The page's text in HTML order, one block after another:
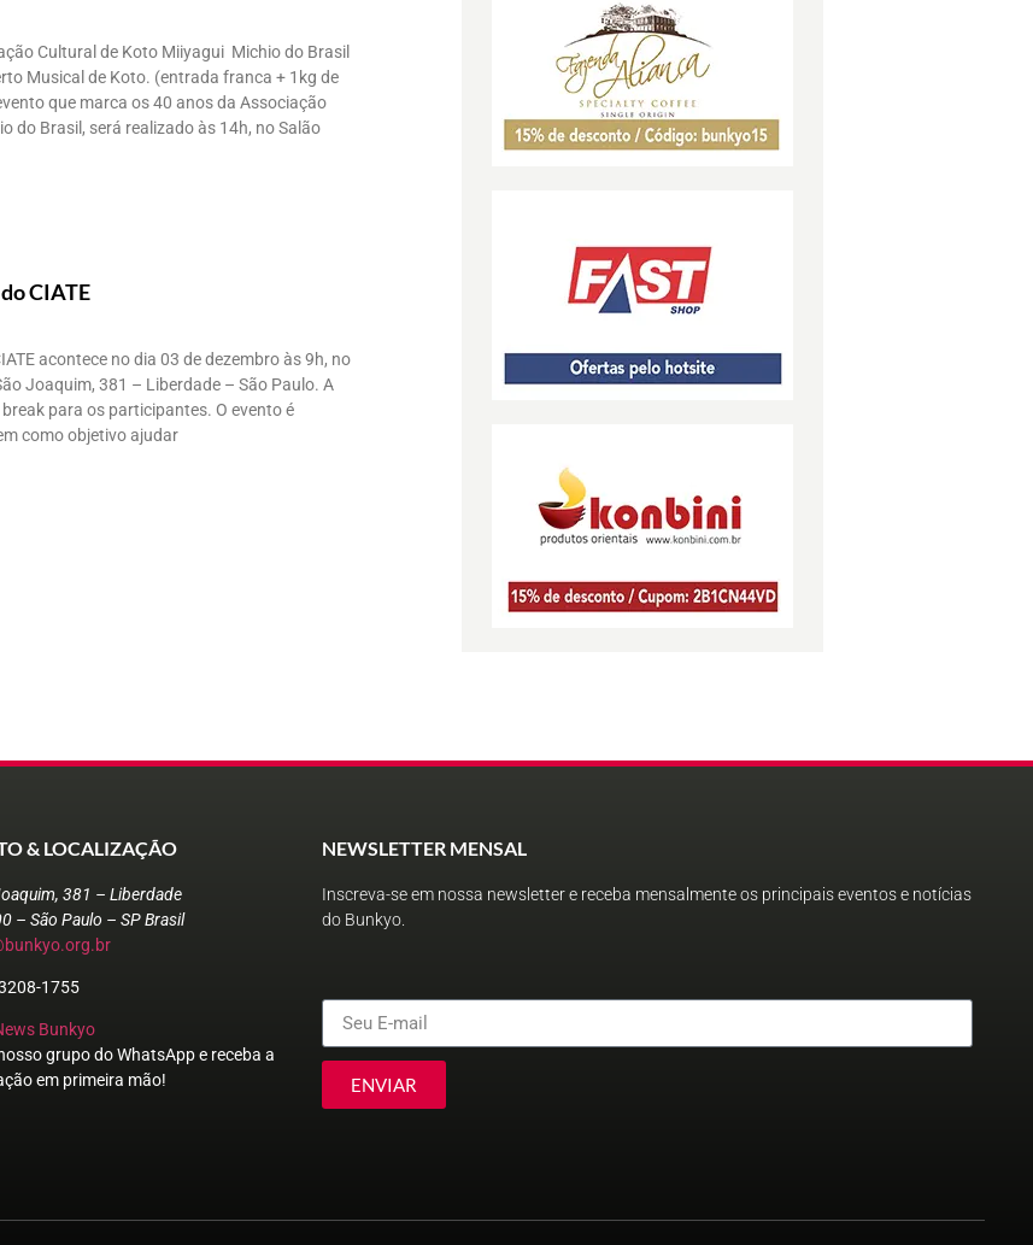
Cultural de Koto Miiyagui Michio do Brasil
Musical de Koto. (entrada franca + 1kg de
que marca os 40 anos da Associação
do Brasil, será realizado às 14h, no Salão
CIATE
acontece no dia 03 de dezembro às 9h, no
Joaquim, 381 – Liberdade – São Paulo. A
para os participantes. O evento é
como objetivo ajudar
& LOCALIZAÇÃO
381 – Liberdade
– São Paulo – SP Brasil
1755
Bunkyo
grupo do WhatsApp e receba a
em primeira mão!
NEWSLETTER MENSAL
Inscreva-se em nossa newsletter e receba mensalmente os principais eventos e notícias
do Bunkyo.
ENVIAR